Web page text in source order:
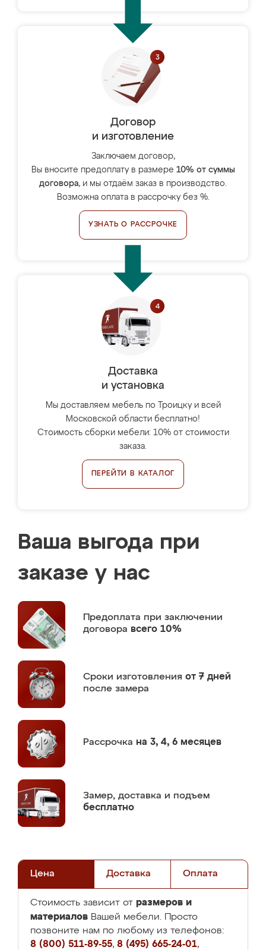
Договор
и изготовление
Заключаем договор,
Вы вносите предоплату в размере 10% от суммы
договора, и мы отдаём заказ в производство.
Возможна оплата в рассрочку без %.
УЗНАТЬ О РАССРОЧКЕ
Доставка
и установка
Мы доставляем мебель по Троицку и всей
Московской области бесплатно!
Стоимость сборки мебели: 10% от стоимости
заказа.
ПЕРЕЙТИ В КАТАЛОГ
Ваша выгода при
заказе у нас
Предоплата при заключении
договора всего 10%
Сроки изготовления от 7 дней
после замера
Рассрочка на 3, 4, 6 месяцев
Замер, доставка и подъем
бесплатно
Цена Доставка Оплата
Стоимость зависит от размеров и
материалов Вашей мебели. Просто
позвоните нам по любому из телефонов:
8 (800) 511-89-55, 8 (495) 665-24-01,